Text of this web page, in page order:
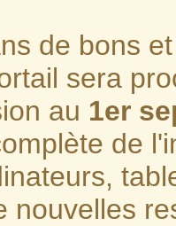
de bons
sera
au 1er
de
nouvelles